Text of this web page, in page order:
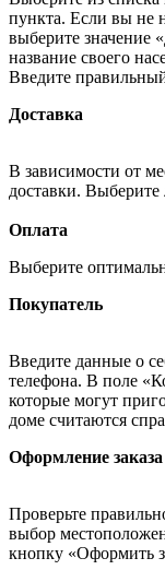
пункта. Если вы не
выберите значение
название своего
Введите
Доставка
В зависимости от
доставки.
Оплата
Выберите
Покупатель
Введите данные о
телефона. В поле
которые могут
доме считаются
Оформление заказа
Проверьте
выбор
кнопку «Оформить